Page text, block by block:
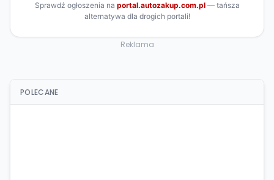
Reklama
POLECANE